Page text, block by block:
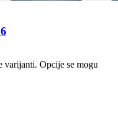
varijanti. Opcije se mogu